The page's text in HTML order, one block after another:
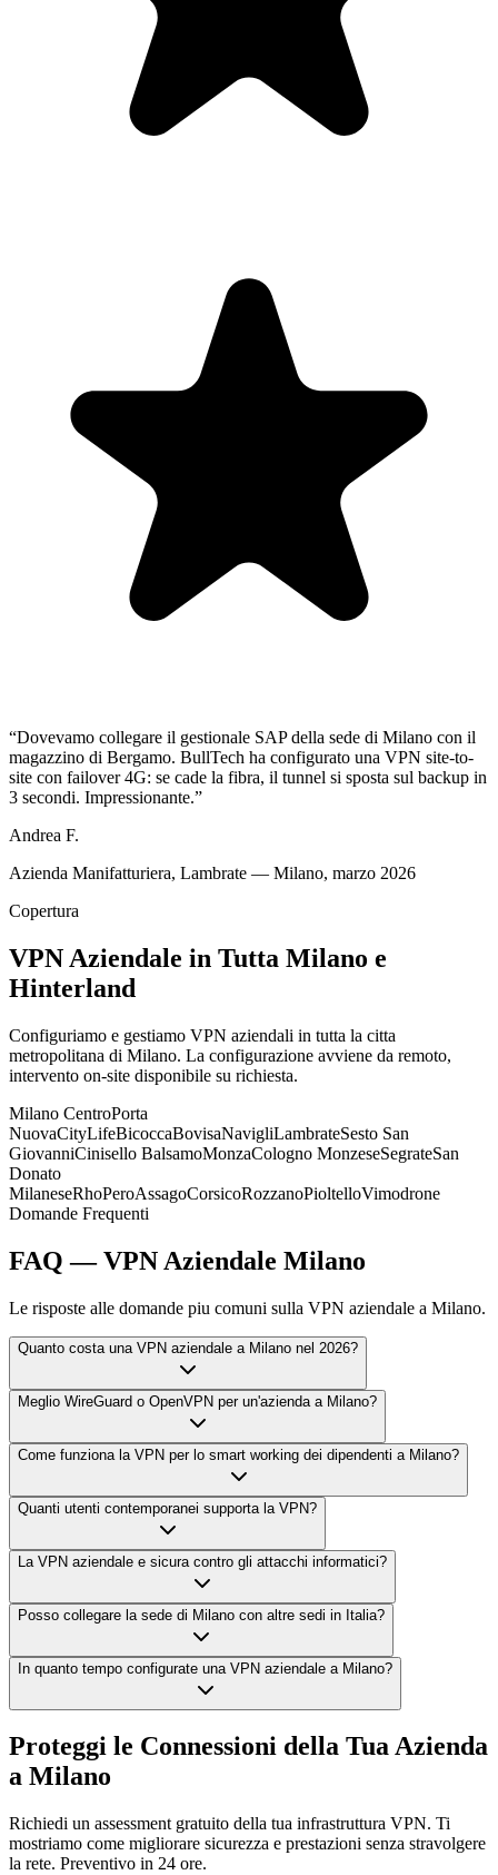
“Dovevamo collegare il gestionale SAP della sede di Milano con il
magazzino di Bergamo. BullTech ha configurato una VPN site-to-
site con failover 4G: se cade la fibra, il tunnel si sposta sul backup in
3 secondi. Impressionante.”
Andrea F.
Azienda Manifatturiera, Lambrate — Milano, marzo 2026
Copertura
VPN Aziendale in Tutta Milano e
Hinterland
Configuriamo e gestiamo VPN aziendali in tutta la citta
metropolitana di Milano. La configurazione avviene da remoto,
intervento on-site disponibile su richiesta.
Milano CentroPorta
NuovaCityLifeBicoccaBovisaNavigliLambrateSesto San
GiovanniCinisello BalsamoMonzaCologno MonzeseSegrateSan
Donato
MilaneseRhoPeroAssagoCorsicoRozzanoPioltelloVimodrone
Domande Frequenti
FAQ — VPN Aziendale Milano
Le risposte alle domande piu comuni sulla VPN aziendale a Milano.
Quanto costa una VPN aziendale a Milano nel 2026?
Meglio WireGuard o OpenVPN per un'azienda a Milano?
Come funziona la VPN per lo smart working dei dipendenti a Milano?
Quanti utenti contemporanei supporta la VPN?
La VPN aziendale e sicura contro gli attacchi informatici?
Posso collegare la sede di Milano con altre sedi in Italia?
In quanto tempo configurate una VPN aziendale a Milano?
Proteggi le Connessioni della Tua Azienda
a Milano
Richiedi un assessment gratuito della tua infrastruttura VPN. Ti
mostriamo come migliorare sicurezza e prestazioni senza stravolgere
la rete. Preventivo in 24 ore.